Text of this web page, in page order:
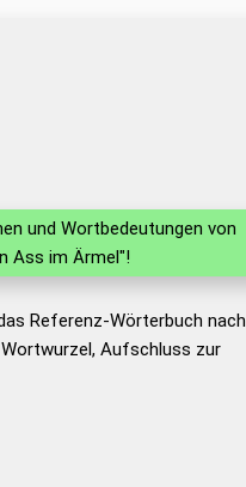
und Wortbedeutungen von
Ass im Ärmel"!
Referenz-Wörterbuch nach
Aufschluss zur